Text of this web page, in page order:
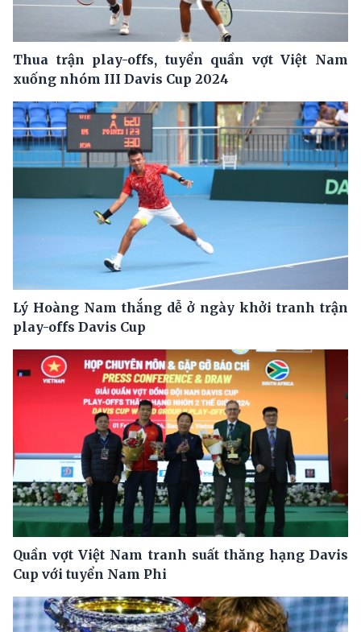
Thua trận play-offs, tuyển quần vợt Việt Nam
xuống nhóm III Davis Cup 2024
Lý Hoàng Nam thắng dễ ở ngày khởi tranh trận
play-offs Davis Cup
Quần vợt Việt Nam tranh suất thăng hạng Davis
Cup với tuyển Nam Phi